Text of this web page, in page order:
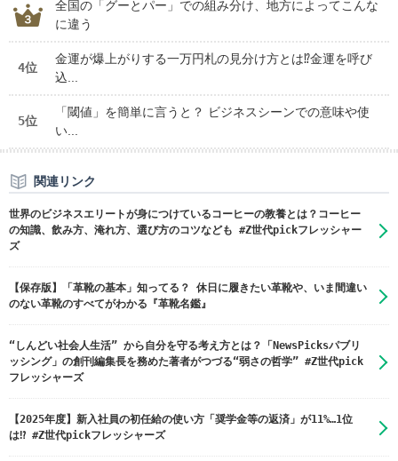
全国の「グーとパー」での組み分け、地方によってこんな
に違う
4位
金運が爆上がりする一万円札の見分け方とは⁉金運を呼び
込...
5位
「閾値」を簡単に言うと？ ビジネスシーンでの意味や使
い...
関連リンク
世界のビジネスエリートが身につけているコーヒーの教養とは？コーヒー
の知識、飲み方、淹れ方、選び方のコツなども #Z世代pickフレッシャー
ズ
【保存版】「革靴の基本」知ってる？ 休日に履きたい革靴や、いま間違い
のない革靴のすべてがわかる『革靴名鑑』
“しんどい社会人生活” から自分を守る考え方とは？「NewsPicksパブリ
ッシング」の創刊編集長を務めた著者がつづる“弱さの哲学” #Z世代pick
フレッシャーズ
【2025年度】新入社員の初任給の使い方「奨学金等の返済」が11%…1位
は⁉ #Z世代pickフレッシャーズ